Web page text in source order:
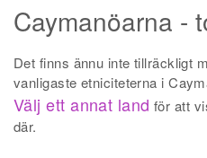
Caymanöarna -
Det finns ännu inte tillräckligt
vanligaste etniciteterna i
Välj ett annat land för att
där.